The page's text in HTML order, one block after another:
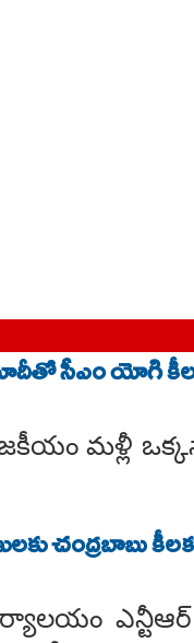
సీఎం యోగి
మళ్లీ
చంద్రబాబు